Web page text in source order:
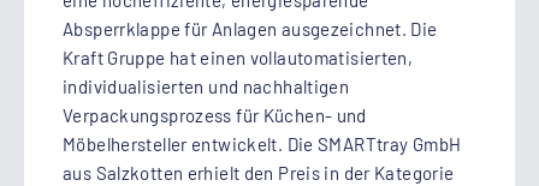
Absperrklappe für Anlagen ausgezeichnet. Die
Kraft Gruppe hat einen vollautomatisierten,
individualisierten und nachhaltigen
Verpackungsprozess für Küchen- und
Möbelhersteller entwickelt. Die SMARTtray GmbH
aus Salzkotten erhielt den Preis in der Kategorie